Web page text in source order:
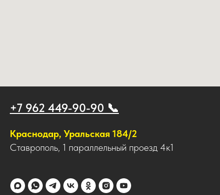
+7 962 449-90-90 📞
Краснодар, Уральская 184/2
Ставрополь, 1 параллельный проезд 4к1